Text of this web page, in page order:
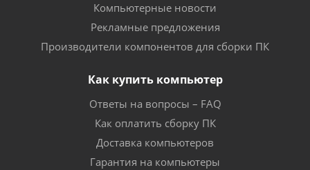
Компьютерные новости
Рекламные предложения
Производители компонентов для сборки ПК
Как купить компьютер
Ответы на вопросы – FAQ
Как оплатить сборку ПК
Доставка компьютеров
Гарантия на компьютеры